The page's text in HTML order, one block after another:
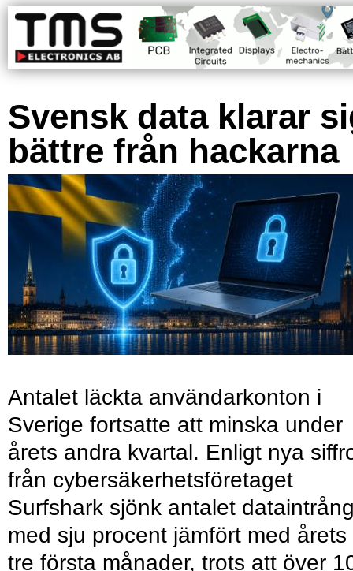
Svensk data klarar
bättre från hackarna
Antalet läckta användarkonton i
Sverige fortsatte att minska under
årets andra kvartal. Enligt nya
från cybersäkerhetsföretaget
Surfshark sjönk antalet
med sju procent jämfört med årets
tre första månader, trots att över